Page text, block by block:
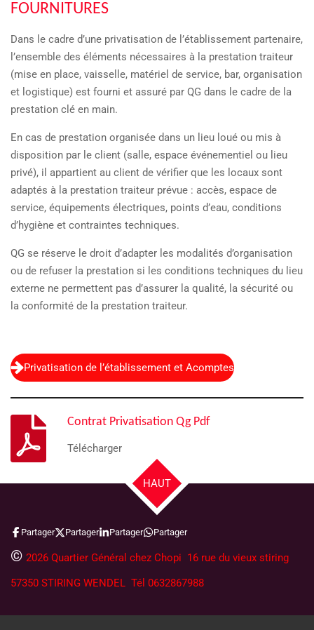
FOURNITURES
Dans le cadre d’une privatisation de l’établissement partenaire,
l’ensemble des éléments nécessaires à la prestation traiteur
(mise en place, vaisselle, matériel de service, bar, organisation
et logistique) est fourni et assuré par QG dans le cadre de la
prestation clé en main.
En cas de prestation organisée dans un lieu loué ou mis à
disposition par le client (salle, espace événementiel ou lieu
privé), il appartient au client de vérifier que les locaux sont
adaptés à la prestation traiteur prévue : accès, espace de
service, équipements électriques, points d’eau, conditions
d’hygiène et contraintes techniques.
QG se réserve le droit d’adapter les modalités d’organisation
ou de refuser la prestation si les conditions techniques du lieu
externe ne permettent pas d’assurer la qualité, la sécurité ou
la conformité de la prestation traiteur.
Privatisation de l’établissement et Acomptes
Contrat Privatisation Qg Pdf
Télécharger
HAUT
Partager Partager Partager Partager
© 2026 Quartier Général chez Chopi 16 rue du vieux stiring
57350 STIRING WENDEL Tél 0632867988